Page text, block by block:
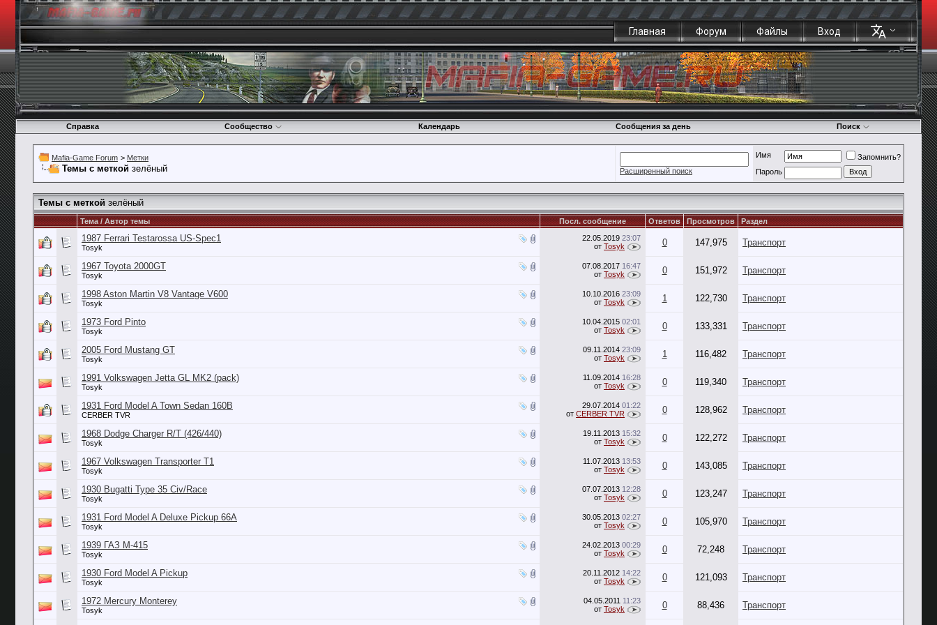
Главная Форум Файлы Вход
Справка Сообщество Календарь Сообщения за день Поиск
Mafia-Game Forum > Метки
Темы с меткой зелёный Расширенный поиск
Имя
Запомнить?
Пароль
Темы с меткой зелёный
Тема / Автор темы Посл. сообщение Ответов Просмотров Раздел
1987 Ferrari Testarossa US-Spec1
Tosyk
22.05.2019 23:07
от Tosyk 0 147,975 Транспорт
1967 Toyota 2000GT
Tosyk
07.08.2017 16:47
от Tosyk 0 151,972 Транспорт
1998 Aston Martin V8 Vantage V600
Tosyk
10.10.2016 23:09
от Tosyk 1 122,730 Транспорт
1973 Ford Pinto
Tosyk
10.04.2015 02:01
от Tosyk 0 133,331 Транспорт
2005 Ford Mustang GT
Tosyk
09.11.2014 23:09
от Tosyk 1 116,482 Транспорт
1991 Volkswagen Jetta GL MK2 (pack)
Tosyk
11.09.2014 16:28
от Tosyk 0 119,340 Транспорт
1931 Ford Model A Town Sedan 160B
CERBER TVR
29.07.2014 01:22
от CERBER TVR 0 128,962 Транспорт
1968 Dodge Charger R/T (426/440)
Tosyk
19.11.2013 15:32
от Tosyk 0 122,272 Транспорт
1967 Volkswagen Transporter T1
Tosyk
11.07.2013 13:53
от Tosyk 0 143,085 Транспорт
1930 Bugatti Type 35 Civ/Race
Tosyk
07.07.2013 12:28
от Tosyk 0 123,247 Транспорт
1931 Ford Model A Deluxe Pickup 66A
Tosyk
30.05.2013 02:27
от Tosyk 0 105,970 Транспорт
1939 ГАЗ М-415
Tosyk
24.02.2013 00:29
от Tosyk 0 72,248 Транспорт
1930 Ford Model A Pickup
Tosyk
20.11.2012 14:22
от Tosyk 0 121,093 Транспорт
1972 Mercury Monterey
Tosyk
04.05.2011 11:23
от Tosyk 0 88,436 Транспорт